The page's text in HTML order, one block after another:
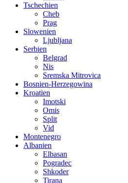
Tschechien
Cheb
Prag
Slowenien
Ljubljana
Serbien
Belgrad
Nis
Sremska Mitrovica
Bosnien-Herzegowina
Kroatien
Imotski
Omis
Split
Vid
Montenegro
Albanien
Elbasan
Pogradec
Shkoder
Tirana